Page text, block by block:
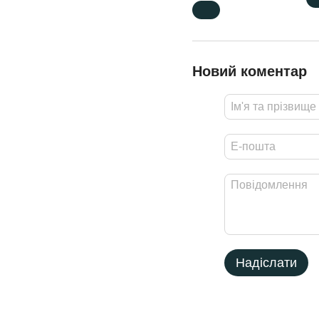
Новий коментар
Надіслати